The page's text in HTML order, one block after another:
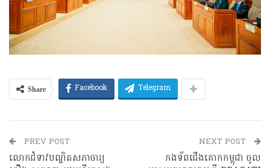
Share Facebook Telegram
PREV POST
លោកជំទាវបណ្ឌិតសភាចារ្យ
NEXT POST
កងទ័ពជើងគោកកម្ពុជា ចូល